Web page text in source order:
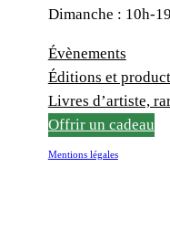
Dimanche : 10h-
Évènements
Éditions et
Livres d’artiste,
Offrir un cadeau
Mentions légales